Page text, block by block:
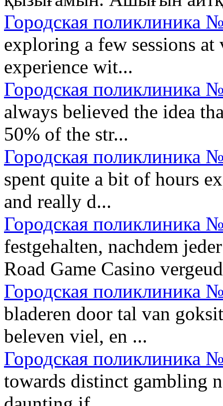
Городская поликлиника
exploring a few sessions
experience wit...
Городская поликлиника
always believed the idea
50% of the str...
Городская поликлиника
spent quite a bit of hours
and really d...
Городская поликлиника
festgehalten, nachdem
Road Game Casino
Городская поликлиника
bladeren door tal van
beleven viel, en ...
Городская поликлиника
towards distinct gambling